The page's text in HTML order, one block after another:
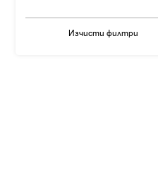
Webber Naturals
Doppelherz
Изчисти филтри